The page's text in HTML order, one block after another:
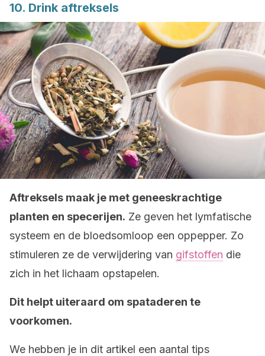
10. Drink aftreksels
Aftreksels maak je met geneeskrachtige
planten en specerijen. Ze geven het lymfatische
systeem en de bloedsomloop een oppepper. Zo
stimuleren ze de verwijdering van gifstoffen die
zich in het lichaam opstapelen.
Dit helpt uiteraard om spataderen te
voorkomen.
We hebben je in dit artikel een aantal tips